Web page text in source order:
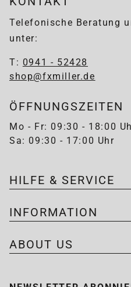
Telefonische Beratung
unter:
T: 0941 - 52428
shop@fxmiller.de
ÖFFNUNGSZEITEN
Mo - Fr: 09:30 - 18:00
Sa: 09:30 - 17:00 Uhr
HILFE & SERVICE
INFORMATION
ABOUT US